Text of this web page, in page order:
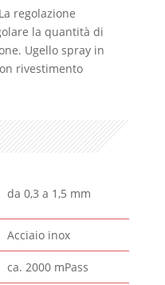
regolazione
la quantità di
Ugello spray in
rivestimento
da 0,3 a 1,5 mm
Acciaio inox
ca. 2000 mPass